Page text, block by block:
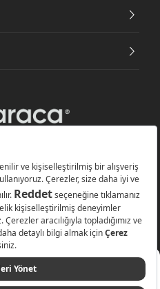
Sepete Ekle
görseller yapay zekâ (AI) ile üretilmiştir.
A.Ş. Tüm hakları saklıdır.